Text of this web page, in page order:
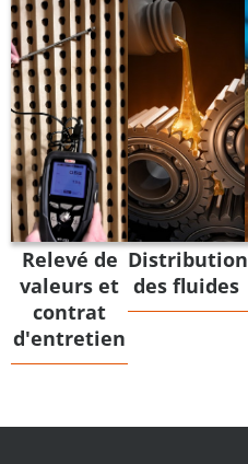
Relevé de
valeurs et
contrat
d'entretien
Distribution
des fluides​